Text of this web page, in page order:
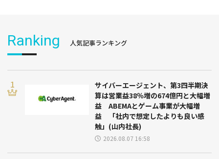
Ranking 人気記事ランキング
サイバーエージェント、第3四半期決
算は営業益38％増の674億円と大幅増
益 ABEMAとゲーム事業が大幅増
益 「社内で想定したよりも良い感
触」(山内社長)
2026.08.07 16:58